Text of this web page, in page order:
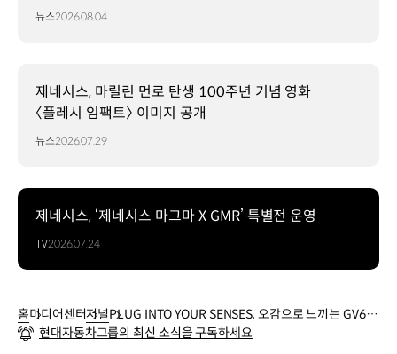
뉴스2026.08.04
제네시스, 마릴린 먼로 탄생 100주년 기념 영화
〈플레시 임팩트〉 이미지 공개
뉴스2026.07.29
제네시스, ‘제네시스 마그마 X GMR’ 특별전 운영
TV2026.07.24
홈미디어센터저널PLUG INTO YOUR SENSES, 오감으로 느끼는 GV60
특별 전시
현대자동차그룹의 최신 소식을 구독하세요